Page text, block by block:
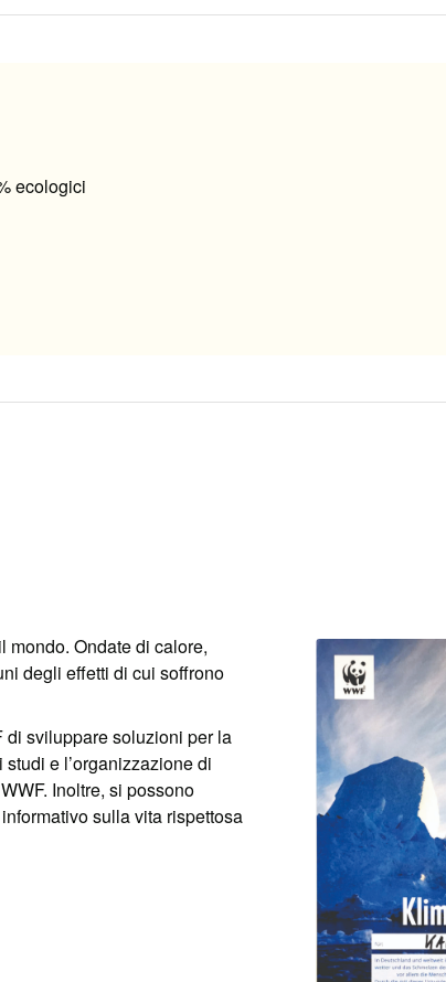
ecologici
mondo. Ondate di calore,
degli effetti di cui soffrono
di sviluppare soluzioni per la
e l’organizzazione di
Inoltre, si possono
sulla vita rispettosa